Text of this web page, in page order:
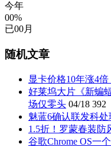
今年
00%
已00月
随机文章
显卡价格10年涨4倍
好莱坞大片《新蝙
场仅零头 04/18 392
魅蓝6确认联发科
1.5折！罗蒙春装防
谷歌Chrome OS一